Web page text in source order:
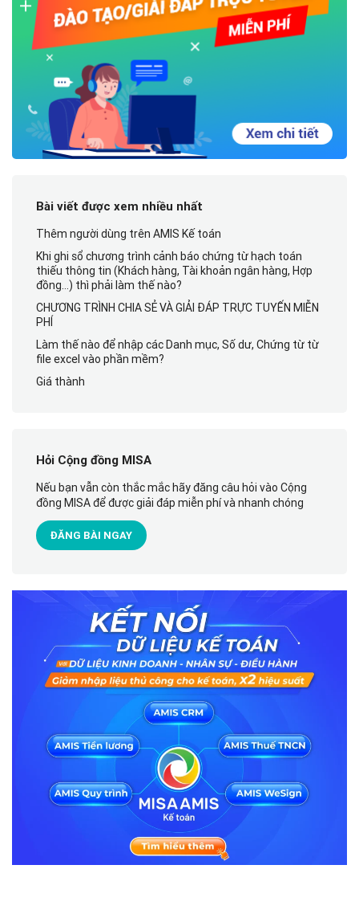
Bài viết được xem nhiều nhất
Thêm người dùng trên AMIS Kế toán
Khi ghi sổ chương trình cảnh báo chứng từ hạch toán
thiếu thông tin (Khách hàng, Tài khoản ngân hàng, Hợp
đồng…) thì phải làm thế nào?
CHƯƠNG TRÌNH CHIA SẺ VÀ GIẢI ĐÁP TRỰC TUYẾN MIỄN
PHÍ
Làm thế nào để nhập các Danh mục, Số dư, Chứng từ từ
file excel vào phần mềm?
Giá thành
Hỏi Cộng đồng MISA
Nếu bạn vẫn còn thắc mắc hãy đăng câu hỏi vào Cộng
đồng MISA để được giải đáp miễn phí và nhanh chóng
ĐĂNG BÀI NGAY